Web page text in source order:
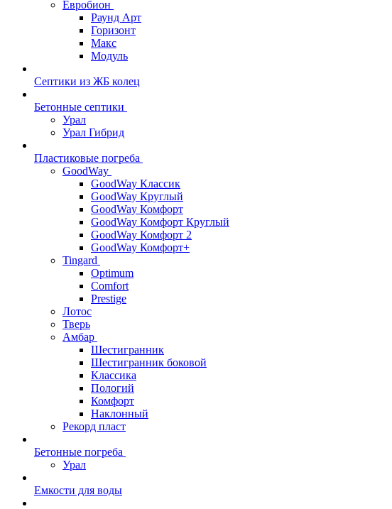
Евробион
Раунд Арт
Горизонт
Макс
Модуль
Септики из ЖБ колец
Бетонные септики
Урал
Урал Гибрид
Пластиковые погреба
GoodWay
GoodWay Классик
GoodWay Круглый
GoodWay Комфорт
GoodWay Комфорт Круглый
GoodWay Комфорт 2
GoodWay Комфорт+
Tingard
Optimum
Comfort
Prestige
Лотос
Тверь
Амбар
Шестигранник
Шестигранник боковой
Классика
Пологий
Комфорт
Наклонный
Рекорд пласт
Бетонные погреба
Урал
Емкости для воды